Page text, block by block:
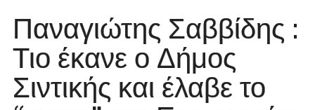
Παναγιώτης Σαββίδης :
Τιο έκανε ο Δήμος
Σιντικής και έλαβε το